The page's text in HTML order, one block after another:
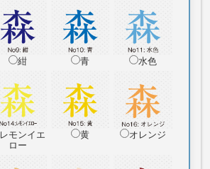
紺 青 水色
レモンイエ
ロー
黄 オレンジ